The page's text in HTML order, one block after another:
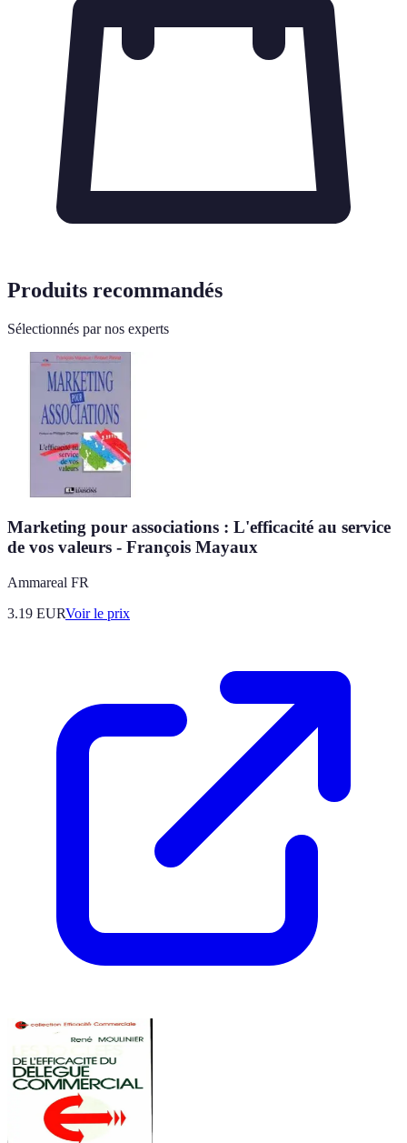
Produits recommandés
Sélectionnés par nos experts
Marketing pour associations : L'efficacité au service
de vos valeurs - François Mayaux
Ammareal FR
3.19 EURVoir le prix